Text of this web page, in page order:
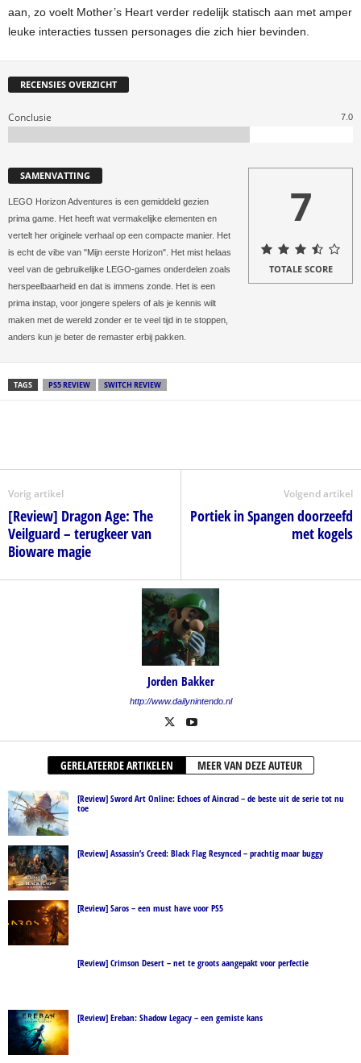
aan, zo voelt Mother’s Heart verder redelijk statisch aan met amper
leuke interacties tussen personages die zich hier bevinden.
RECENSIES OVERZICHT
Conclusie 7.0
SAMENVATTING
LEGO Horizon Adventures is een gemiddeld gezien
prima game. Het heeft wat vermakelijke elementen en
vertelt her originele verhaal op een compacte manier. Het
is echt de vibe van "Mijn eerste Horizon". Het mist helaas
veel van de gebruikelijke LEGO-games onderdelen zoals
herspeelbaarheid en dat is immens zonde. Het is een
prima instap, voor jongere spelers of als je kennis wilt
maken met de wereld zonder er te veel tijd in te stoppen,
anders kun je beter de remaster erbij pakken.
7
TOTALE SCORE
TAGS PS5 REVIEW SWITCH REVIEW
Vorig artikel
[Review] Dragon Age: The
Veilguard – terugkeer van
Bioware magie
Volgend artikel
Portiek in Spangen doorzeefd
met kogels
Jorden Bakker
http://www.dailynintendo.nl
GERELATEERDE ARTIKELEN MEER VAN DEZE AUTEUR
[Review] Sword Art Online: Echoes of Aincrad – de beste uit de serie tot nu
toe
[Review] Assassin’s Creed: Black Flag Resynced – prachtig maar buggy
[Review] Saros – een must have voor PS5
[Review] Crimson Desert – net te groots aangepakt voor perfectie
[Review] Ereban: Shadow Legacy – een gemiste kans